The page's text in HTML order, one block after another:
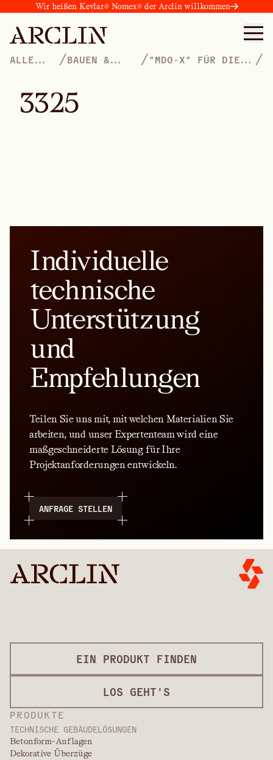
Wir heißen Kevlar® Nomex® der Arclin willkommen
ALLE
/BAUEN &
/"MDO-X" FÜR DIE
/
3325
Individuelle
technische
Unterstützung
und
Empfehlungen
Teilen Sie uns mit, mit welchen Materialien Sie
arbeiten, und unser Expertenteam wird eine
maßgeschneiderte Lösung für Ihre
Projektanforderungen entwickeln.
ANFRAGE STELLEN
PRODUKTE
TECHNISCHE GEBÄUDELÖSUNGEN
Betonform-Auflagen
Dekorative Überzüge
EIN PRODUKT FINDEN
LOS GEHT'S